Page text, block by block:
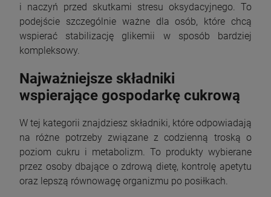
i naczyń przed skutkami stresu oksydacyjnego. To
podejście szczególnie ważne dla osób, które chcą
wspierać stabilizację glikemii w sposób bardziej
kompleksowy.
Najważniejsze składniki
wspierające gospodarkę cukrową
W tej kategorii znajdziesz składniki, które odpowiadają
na różne potrzeby związane z codzienną troską o
poziom cukru i metabolizm. To produkty wybierane
przez osoby dbające o zdrową dietę, kontrolę apetytu
oraz lepszą równowagę organizmu po posiłkach.